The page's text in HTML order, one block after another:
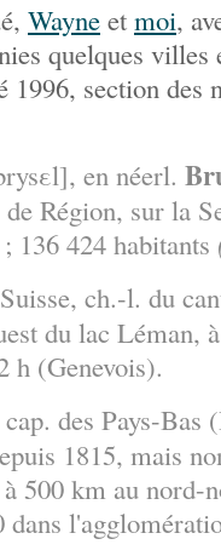
Wayne et moi,
quelques villes
section des
en néerl.
Région, sur la
136 424 habitants
ch.-l. du
du lac Léman,
h (Genevois).
des Pays-Bas
1815, mais
500 km au nord-
dans